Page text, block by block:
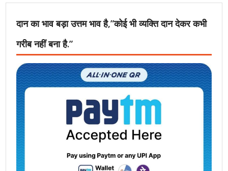
दान का भाव बड़ा उत्तम भाव है,”कोई भी व्यक्ति दान देकर कभी
गरीब नहीं बना है.”